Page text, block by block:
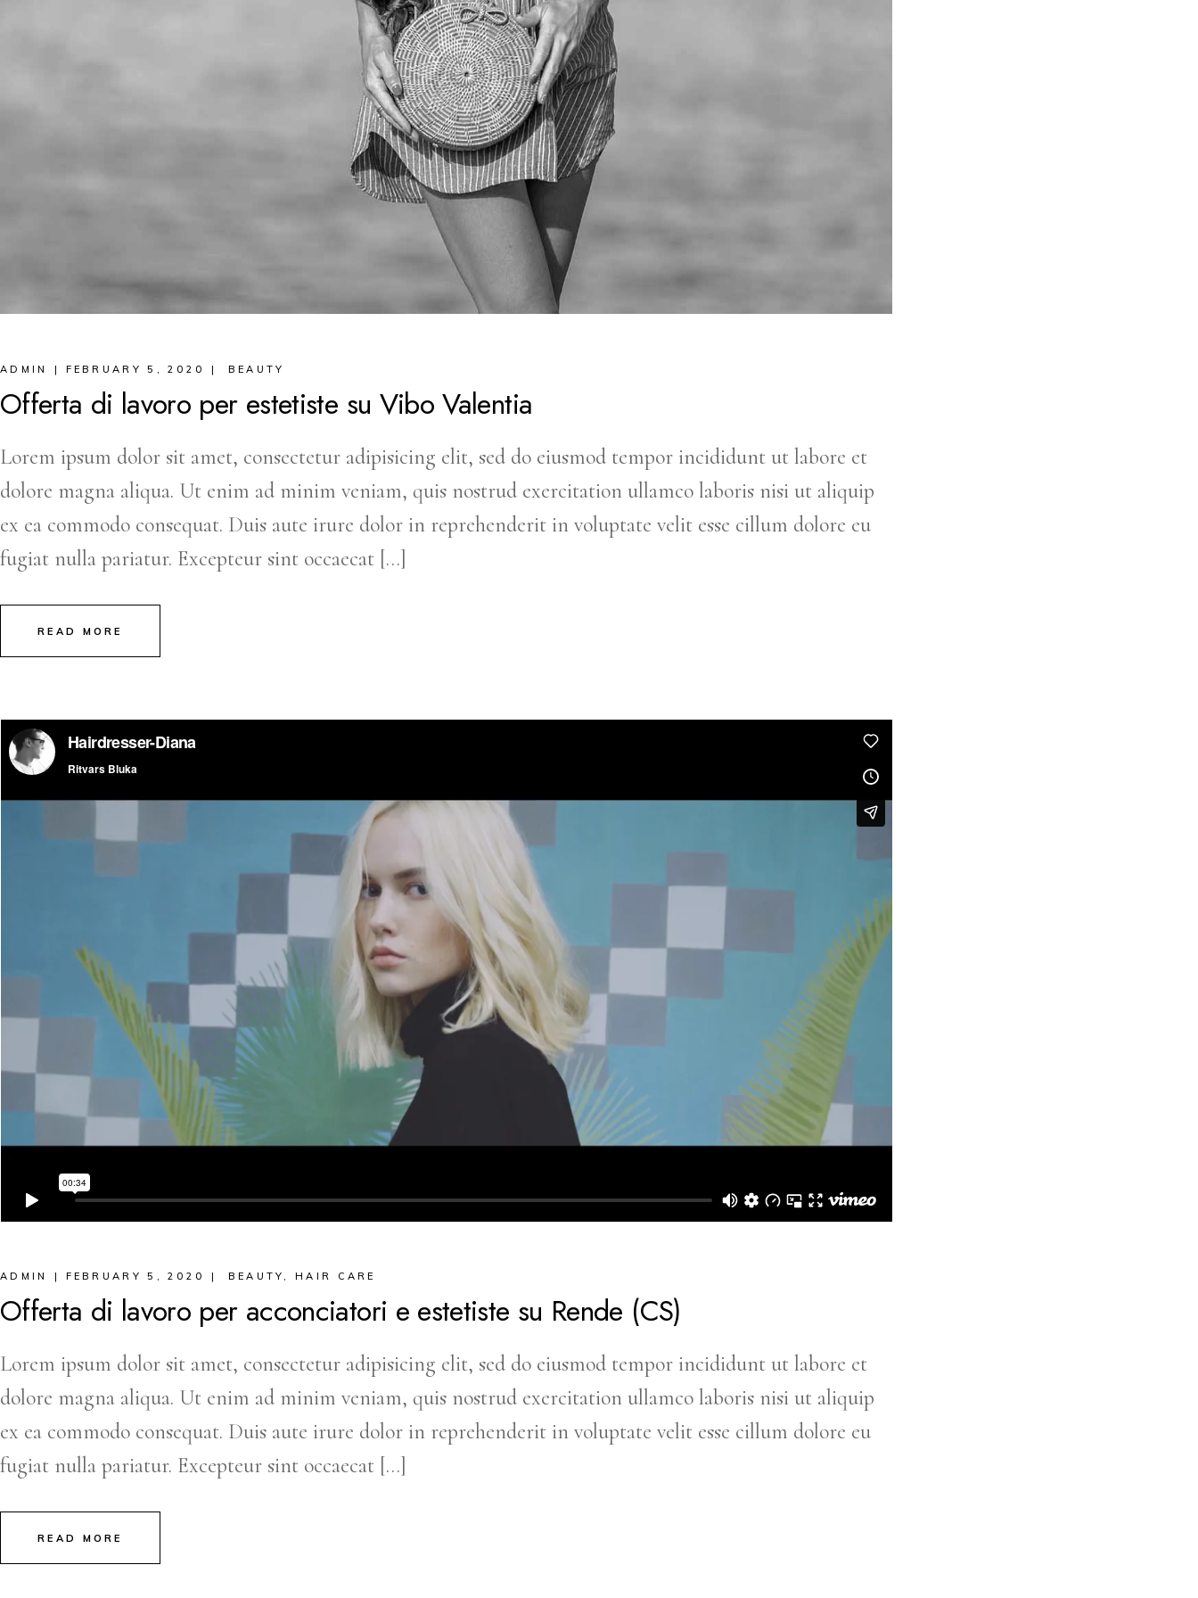
ADMIN FEBRUARY 5, 2020 BEAUTY
Offerta di lavoro per estetiste su Vibo Valentia
Lorem ipsum dolor sit amet, consectetur adipisicing elit, sed do eiusmod tempor incididunt ut labore et
dolore magna aliqua. Ut enim ad minim veniam, quis nostrud exercitation ullamco laboris nisi ut aliquip
ex ea commodo consequat. Duis aute irure dolor in reprehenderit in voluptate velit esse cillum dolore eu
fugiat nulla pariatur. Excepteur sint occaecat […]
READ MORE
ADMIN FEBRUARY 5, 2020 BEAUTY ,HAIR CARE
Offerta di lavoro per acconciatori e estetiste su Rende (CS)
Lorem ipsum dolor sit amet, consectetur adipisicing elit, sed do eiusmod tempor incididunt ut labore et
dolore magna aliqua. Ut enim ad minim veniam, quis nostrud exercitation ullamco laboris nisi ut aliquip
ex ea commodo consequat. Duis aute irure dolor in reprehenderit in voluptate velit esse cillum dolore eu
fugiat nulla pariatur. Excepteur sint occaecat […]
READ MORE